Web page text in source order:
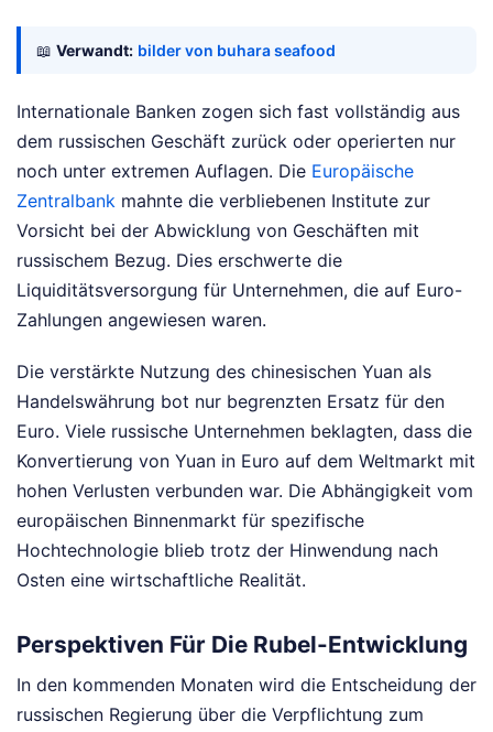
📖 Verwandt: bilder von buhara seafood
Internationale Banken zogen sich fast vollständig aus
dem russischen Geschäft zurück oder operierten nur
noch unter extremen Auflagen. Die Europäische
Zentralbank mahnte die verbliebenen Institute zur
Vorsicht bei der Abwicklung von Geschäften mit
russischem Bezug. Dies erschwerte die
Liquiditätsversorgung für Unternehmen, die auf Euro-
Zahlungen angewiesen waren.
Die verstärkte Nutzung des chinesischen Yuan als
Handelswährung bot nur begrenzten Ersatz für den
Euro. Viele russische Unternehmen beklagten, dass die
Konvertierung von Yuan in Euro auf dem Weltmarkt mit
hohen Verlusten verbunden war. Die Abhängigkeit vom
europäischen Binnenmarkt für spezifische
Hochtechnologie blieb trotz der Hinwendung nach
Osten eine wirtschaftliche Realität.
Perspektiven Für Die Rubel-Entwicklung
In den kommenden Monaten wird die Entscheidung der
russischen Regierung über die Verpflichtung zum